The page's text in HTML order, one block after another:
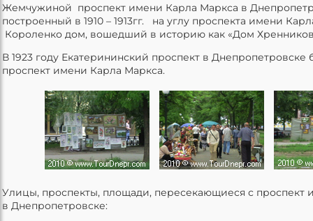
Жемчужиной проспект имени Карла Маркса в
построенный в 1910 – 1913гг. на углу проспекта имени
Короленко дом, вошедший в историю как «Дом
В 1923 году Екатерининский проспект в
проспект имени Карла Маркса.
Улицы, проспекты, площади, пересекающиеся с проспект
в Днепропетровске: